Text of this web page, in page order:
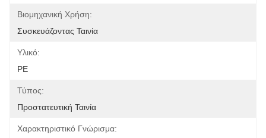
Βιομηχανική Χρήση:
Συσκευάζοντας Ταινία
Υλικό:
PE
Τύπος:
Προστατευτική Ταινία
Χαρακτηριστικό Γνώρισμα: